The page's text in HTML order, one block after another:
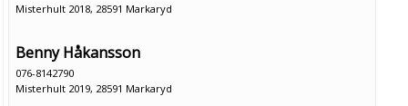
Misterhult 2018, 28591 Markaryd
Benny Håkansson
076-8142790
Misterhult 2019, 28591 Markaryd